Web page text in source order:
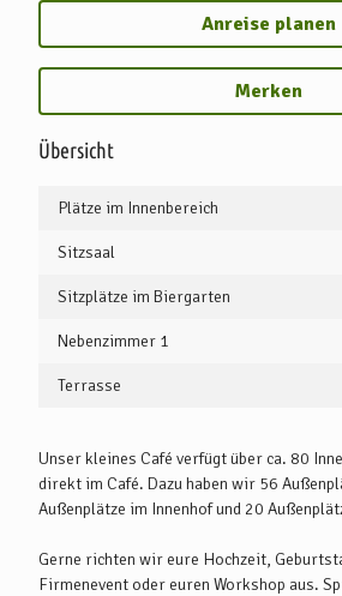
Übersicht
Plätze im Innenbereich
Sitzsaal
Sitzplätze im Biergarten
Nebenzimmer 1
Terrasse
Unser kleines Café verfügt über ca. 80
direkt im Café. Dazu haben wir 56
Außenplätze im Innenhof und 20
Gerne richten wir eure Hochzeit,
Firmenevent oder euren Workshop aus.
Anreise planen
Merken